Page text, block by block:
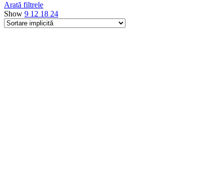
Arată filtrele
Show 9 12 18 24